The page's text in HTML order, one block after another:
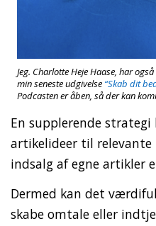
Jeg. Charlotte Heje Haase, har
min seneste udgivelse “Skab dit
Podcasten er åben, så der kan
En supplerende
artikelideer til relevante
indsalg af egne artikler
Dermed kan det
skabe omtale eller